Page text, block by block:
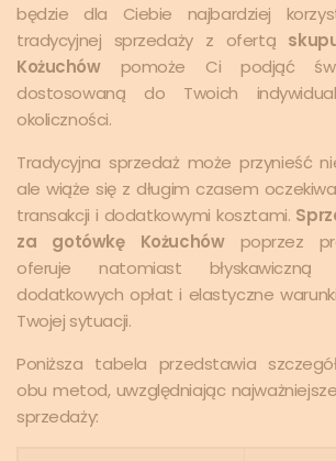
będzie dla Ciebie najbardziej
tradycyjnej sprzedaży z ofertą
Kożuchówpomoże Ci podjąć
dostosowaną do Twoich
okoliczności.
Tradycyjna sprzedaż może przynieść
ale wiąże się z długim czasem
transakcji i dodatkowymi kosztami.
za gotówkę Kożuchówpoprzez
oferuje natomiast błyskawiczną
dodatkowych opłat i elastyczne
Twojej sytuacji.
Poniższa tabela przedstawia
obu metod, uwzględniając
sprzedaży: